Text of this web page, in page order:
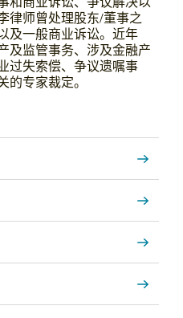
律师曾处理股东/董事之
及一般商业诉讼。近年
及监管事务、涉及金融产
过失索偿、争议遗嘱事
的专家裁定。